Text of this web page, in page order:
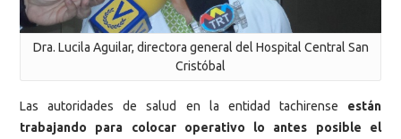
Dra. Lucila Aguilar, directora general del Hospital Central San
Cristóbal
Las autoridades de salud en la entidad tachirense están
trabajando para colocar operativo lo antes posible el